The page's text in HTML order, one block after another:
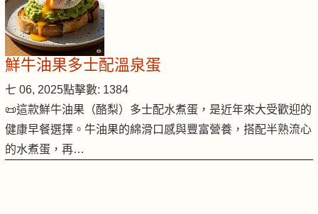
鮮牛油果多士配溫泉蛋
七 06, 2025點擊數: 1384
📜這款鮮牛油果（酪梨）多士配水煮蛋，是近年來大受歡迎的
健康早餐選擇。牛油果的綿滑口感與豐富營養，搭配半熟流心
的水煮蛋，再…